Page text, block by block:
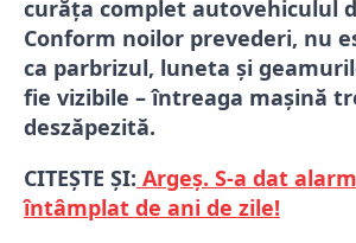
curăța complet autovehiculul
Conform noilor prevederi, nu
ca parbrizul, luneta și
fie vizibile – întreaga mașină
deszăpezită.
CITEȘTE ȘI: Argeș. S-a dat
întâmplat de ani de zile!